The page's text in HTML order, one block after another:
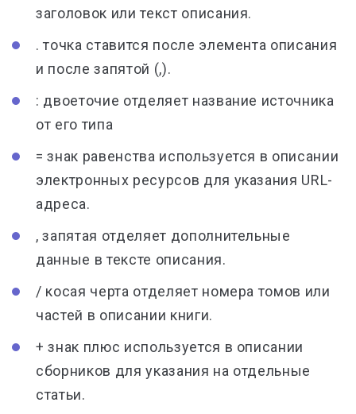
заголовок или текст описания.
. точка ставится после элемента описания
и после запятой (,).
: двоеточие отделяет название источника
от его типа
= знак равенства используется в описании
электронных ресурсов для указания URL-
адреса.
, запятая отделяет дополнительные
данные в тексте описания.
/ косая черта отделяет номера томов или
частей в описании книги.
+ знак плюс используется в описании
сборников для указания на отдельные
статьи.